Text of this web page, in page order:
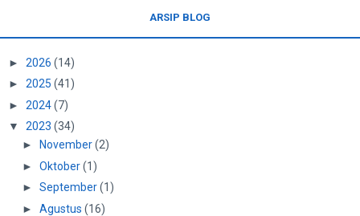
ARSIP BLOG
► 2026 (14)
► 2025 (41)
► 2024(7)
▼ 2023 (34)
►
November(2)
► Oktober(1)
► September(1)
► Agustus (16)